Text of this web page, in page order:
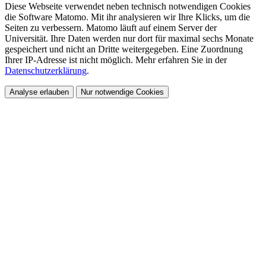
Diese Webseite verwendet neben technisch notwendigen Cookies
die Software Matomo. Mit ihr analysieren wir Ihre Klicks, um die
Seiten zu verbessern. Matomo läuft auf einem Server der
Universität. Ihre Daten werden nur dort für maximal sechs Monate
gespeichert und nicht an Dritte weitergegeben. Eine Zuordnung
Ihrer IP-Adresse ist nicht möglich. Mehr erfahren Sie in der
Datenschutzerklärung.
Analyse erlauben Nur notwendige Cookies